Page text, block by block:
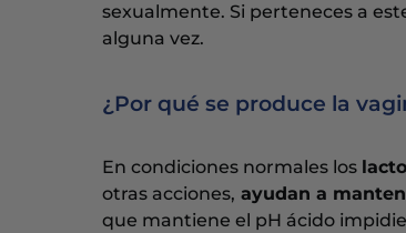
sexualmente. Si perteneces a
alguna vez.
¿Por qué se produce la
En condiciones normales los
otras acciones, ayudan a
que mantiene el pH ácido